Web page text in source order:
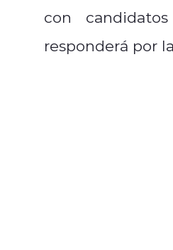
con
responderá por